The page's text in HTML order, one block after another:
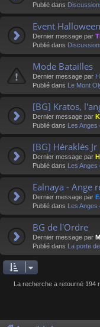
Publié dans
Event Halloween
Dernier message par
Publié dans
Mode Batailles
Dernier message par
Publié dans Le Mont
[BG] Kratos,
Dernier message par
Publié dans Les Anges
[BG] Héraklès Jr
Dernier message par
Publié dans Les Anges
Ealnaya - Ange
Dernier message par
Publié dans Les Anges
BG de l'Ordre
Dernier message par
Publié dans La porte
La recherche a retourné 194